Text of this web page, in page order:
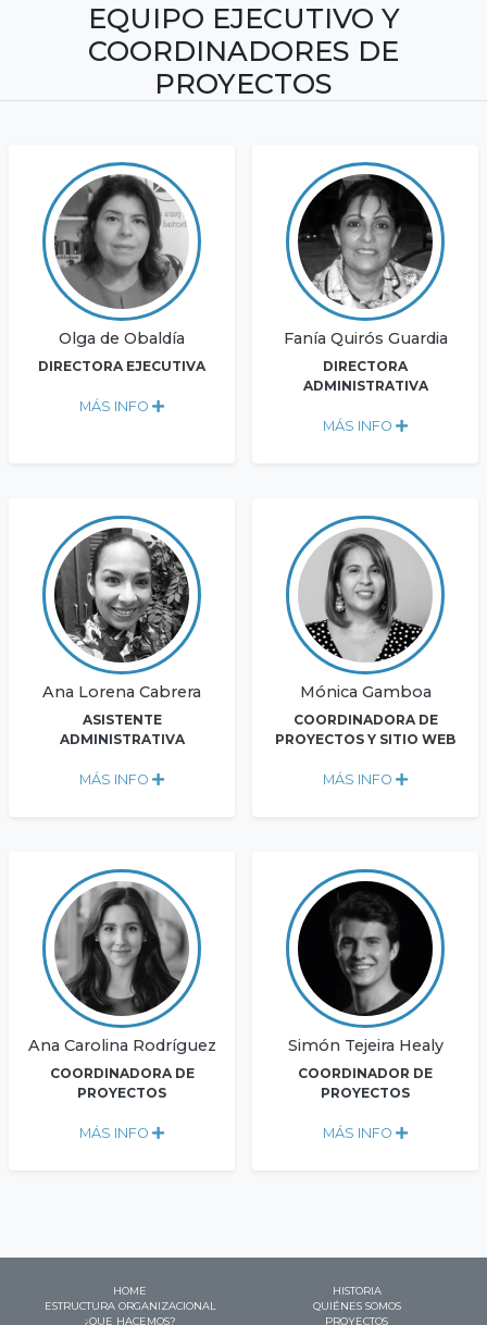
EQUIPO EJECUTIVO Y
COORDINADORES DE
PROYECTOS
Olga de Obaldía
DIRECTORA EJECUTIVA
MÁS INFO
Fanía Quirós Guardia
DIRECTORA
ADMINISTRATIVA
MÁS INFO
Ana Lorena Cabrera
ASISTENTE
ADMINISTRATIVA
MÁS INFO
Mónica Gamboa
COORDINADORA DE
PROYECTOS Y SITIO WEB
MÁS INFO
Ana Carolina Rodríguez
COORDINADORA DE
PROYECTOS
MÁS INFO
Simón Tejeira Healy
COORDINADOR DE
PROYECTOS
MÁS INFO
HOME
HISTORIA
ESTRUCTURA ORGANIZACIONAL
QUIÉNES SOMOS
¿QUE HACEMOS?
PROYECTOS